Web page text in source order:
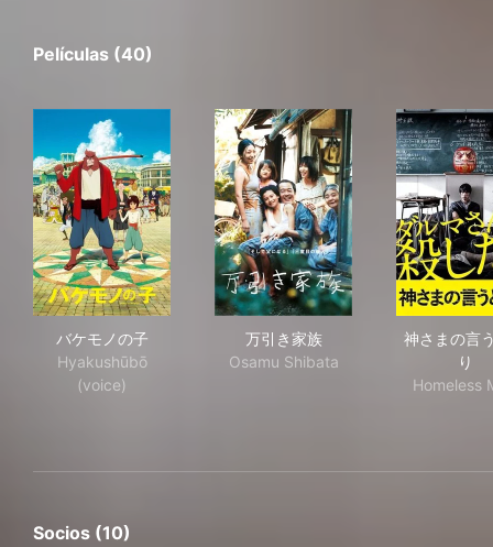
Películas (40)
バケモノの子
Hyakushūbō
(voice)
万引き家族
Osamu Shibata
神さまの言
り
Homeless
Socios (10)